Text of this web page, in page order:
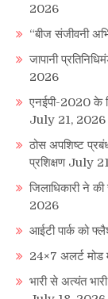
2026
“बीज संजीवनी
जापानी
2026
एनईपी-2020 के
July 21, 2026
ठोस अपशिष्ट
प्रशिक्षण July
जिलाधिकारी ने
2026
आईटी पार्क को
24×7 अलर्ट मोड
भारी से अत्यंत